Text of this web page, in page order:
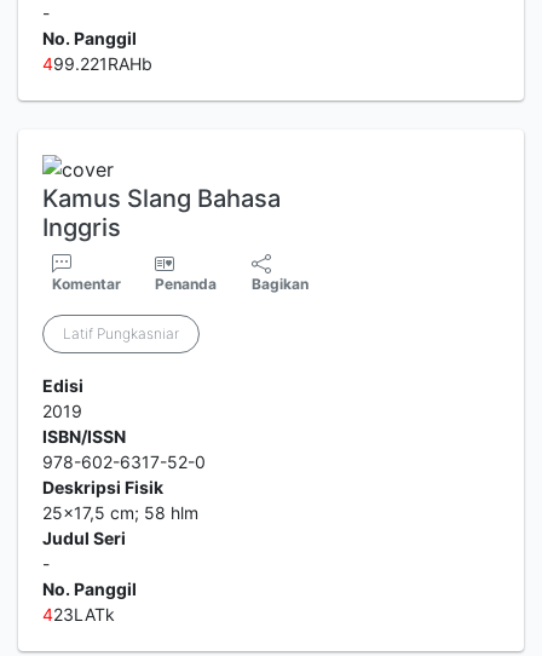
-
No. Panggil
499.221RAHb
Kamus Slang Bahasa
Inggris
Komentar Penanda Bagikan
Latif Pungkasniar
Edisi
2019
ISBN/ISSN
978-602-6317-52-0
Deskripsi Fisik
25x17,5 cm; 58 hlm
Judul Seri
-
No. Panggil
423LATk